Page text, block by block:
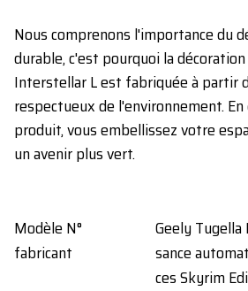
Nous comprenons l'importance du
durable, c'est pourquoi la
Interstellar L est fabriquée à partir
respectueux de l'environnement.
produit, vous embellissez votre
un avenir plus vert.
Modèle N°
fabricant
Geely
sance
ces Skyrim